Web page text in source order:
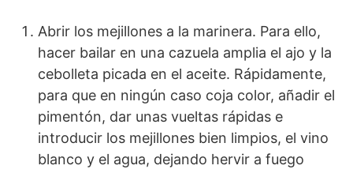
Abrir los mejillones a la marinera. Para ello,
hacer bailar en una cazuela amplia el ajo y la
cebolleta picada en el aceite. Rápidamente,
para que en ningún caso coja color, añadir el
pimentón, dar unas vueltas rápidas e
introducir los mejillones bien limpios, el vino
blanco y el agua, dejando hervir a fuego